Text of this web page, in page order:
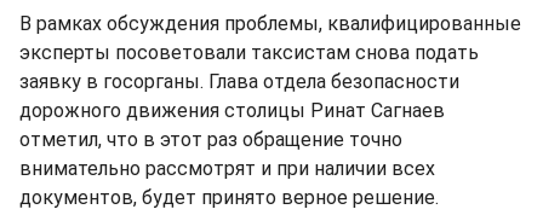
В рамках обсуждения проблемы, квалифицированные
эксперты посоветовали таксистам снова подать
заявку в госорганы. Глава отдела безопасности
дорожного движения столицы Ринат Сагнаев
отметил, что в этот раз обращение точно
внимательно рассмотрят и при наличии всех
документов, будет принято верное решение.